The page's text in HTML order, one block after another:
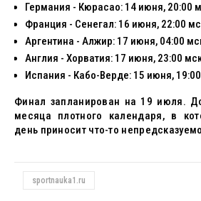
Германия - Кюрасао: 14 июня, 20:00
Франция - Сенегал: 16 июня, 22:00
Аргентина - Алжир: 17 июня, 04:00
Англия - Хорватия: 17 июня, 23:00
Испания - Кабо-Верде: 15 июня,
Финал запланирован на 19 июля.
месяца плотного календаря, в
день приносит что-то
sportnauka1.ru